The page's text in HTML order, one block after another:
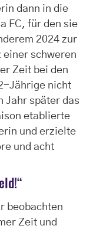
dann in die
FC, für den sie
2024 zur
schweren
Zeit bei den
Jährige nicht
Jahr später das
etablierte
und erzielte
und acht
beobachten
Zeit und